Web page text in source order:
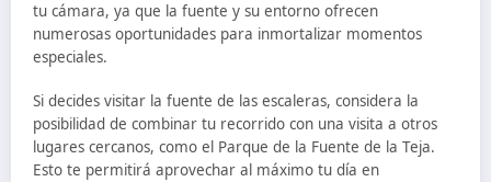
tu cámara, ya que la fuente y su entorno ofrecen
numerosas oportunidades para inmortalizar momentos
especiales.
Si decides visitar la fuente de las escaleras, considera la
posibilidad de combinar tu recorrido con una visita a otros
lugares cercanos, como el Parque de la Fuente de la Teja.
Esto te permitirá aprovechar al máximo tu día en